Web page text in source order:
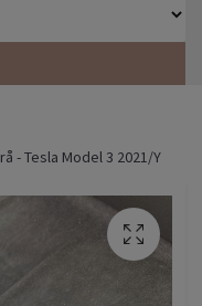
- Tesla Model 3 2021/Y